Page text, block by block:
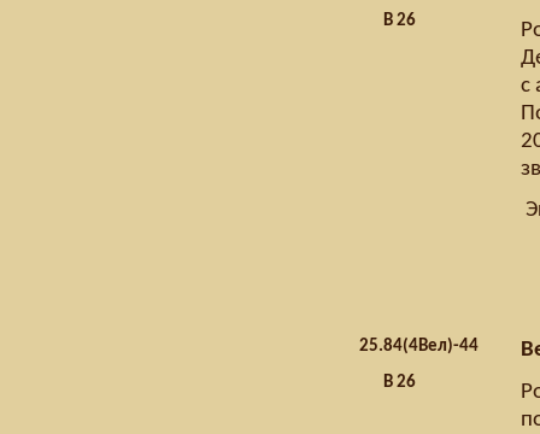
В 26
с
25.84(4Вел)-44
В 26